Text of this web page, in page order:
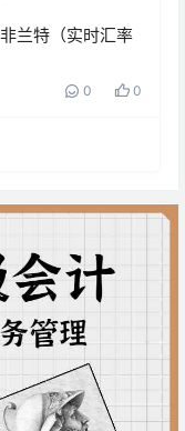
兰特（实时汇率
0 0